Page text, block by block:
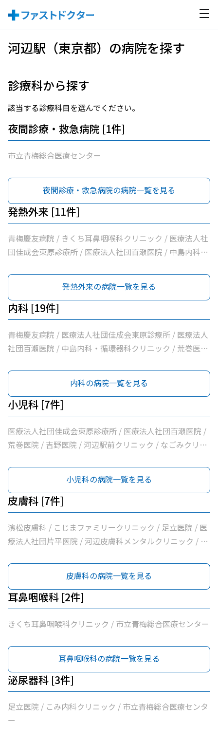
河辺駅（東京都）の病院を探す
診療科から探す
該当する診療科目を選んでください。
夜間診療・救急病院 [1件]
市立青梅総合医療センター
夜間診療・救急病院の病院一覧を見る
発熱外来 [11件]
青梅慶友病院 / きくち耳鼻咽喉科クリニック / 医療法人社
団佳成会東原診療所 / 医療法人社団百瀬医院 / 中島内科・
ック / 坂元医院 / 河辺駅前クリニック / なごみクリニック
/ 市立青梅総合医療センター
発熱外来の病院一覧を見る
内科 [19件]
青梅慶友病院 / 医療法人社団佳成会東原診療所 / 医療法人
社団百瀬医院 / 中島内科・循環器科クリニック / 荒巻医院
三清会青梅かすみ台クリニック / 医療法人社団向日葵清心
会ひまわり在宅診療所 / 坂元医院 / 吉野医院 / 医療法人社
団亀生会丹生クリニック / 河辺駅前クリニック / 医療法人
社団片平医院 / なごみクリニック / こみ内科クリニック /
やすらぎ在宅診療所 / 市立青梅総合医療センター / 医療法
人社団和風会多摩リハビリテーション病院
内科の病院一覧を見る
小児科 [7件]
医療法人社団佳成会東原診療所 / 医療法人社団百瀬医院 /
荒巻医院 / 吉野医院 / 河辺駅前クリニック / なごみクリニ
小児科の病院一覧を見る
皮膚科 [7件]
濱松皮膚科 / こじまファミリークリニック / 足立医院 / 医
療法人社団片平医院 / 河辺皮膚科メンタルクリニック / 市
リテーション病院
皮膚科の病院一覧を見る
耳鼻咽喉科 [2件]
きくち耳鼻咽喉科クリニック / 市立青梅総合医療センター
耳鼻咽喉科の病院一覧を見る
泌尿器科 [3件]
足立医院 / こみ内科クリニック / 市立青梅総合医療センタ
ー